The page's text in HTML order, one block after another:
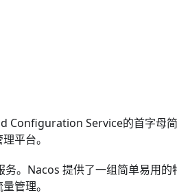
Service的首字母
平台。
。Nacos 提供了一组简单易用
管理。